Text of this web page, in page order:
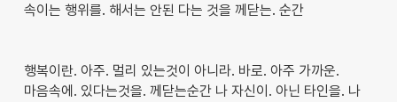
속이는 행위를. 해서는 안된 다는 것을 께닫는. 순간
행복이란. 아주. 멀리 있는것이 아니라. 바로. 아주 가까운.
마음속에. 있다는것을. 께닫는순간 나 자신이. 아닌 타인을. 나